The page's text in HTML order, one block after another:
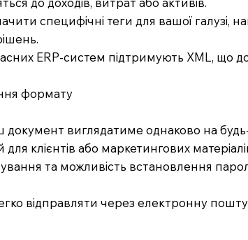
специфічні теги для вашої галузі,
ERP-систем підтримують XML, що
формату
виглядатиме однаково на
клієнтів або маркетингових
та можливість встановлення
відправляти через електронну